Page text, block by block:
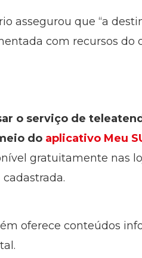
assegurou que “a
com recursos do
o serviço de
do aplicativo Meu
gratuitamente nas
oferece conteúdos